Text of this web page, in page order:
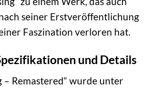
seiner Erstveröffentlichung
Faszination verloren hat.
und Details
– Remastered“ wurde unter